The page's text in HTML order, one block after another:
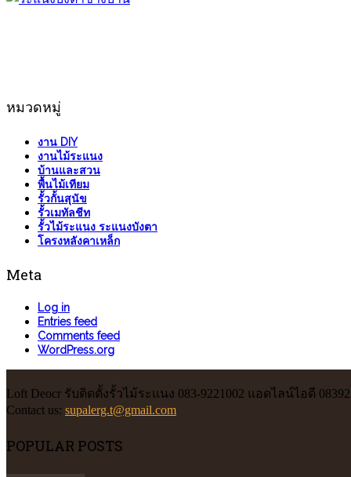
หมวดหมู่
งาน DIY
งานไม้ระแนง
บ้านและสวน
พื้นไม้เทียม
รั้วกั้นสุนัข
รั้วเมทัลชีท
รั้วไม้ระแนง ระแนงบังตา
โครงหลังคาเหล็ก
Meta
Log in
Entries feed
Comments feed
WordPress.org
Loft Deocr รับติดตั้งรั้วไม้ระแนง 083-9221002 แอดไลน์ไอดี
Contact us: supalerg.t@gmail.com
POPULAR POSTS